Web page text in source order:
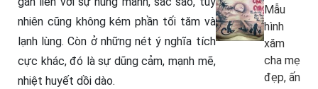
nhiên cũng không kém phần tối tăm và
lạnh lùng. Còn ở những nét ý nghĩa tích
cực khác, đó là sự dũng cảm, mạnh mẽ,
nhiệt huyết dồi dào.
Mẫu
hình
xăm
cha mẹ
đẹp, ấn